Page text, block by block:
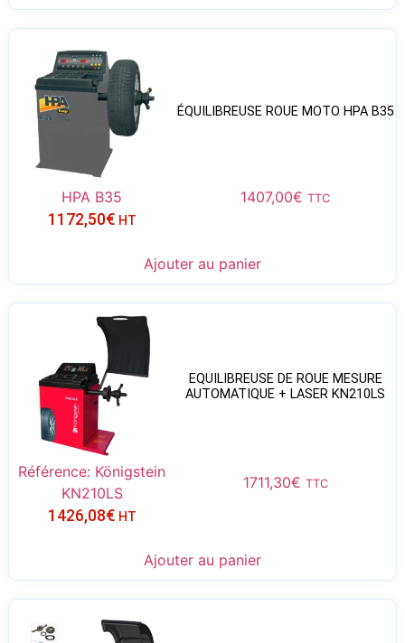
ÉQUILIBREUSE ROUE MOTO HPA B35
HPA B35 1407,00€ TTC
1172,50€ HT
Ajouter au panier
EQUILIBREUSE DE ROUE MESURE
AUTOMATIQUE + LASER KN210LS
Référence: Königstein
KN210LS
1711,30€ TTC
1426,08€ HT
Ajouter au panier